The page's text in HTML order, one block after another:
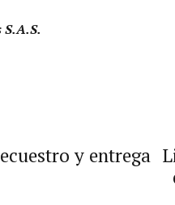
y entrega